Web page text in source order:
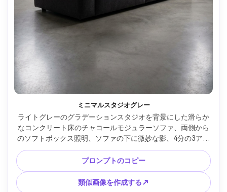
ミニマルスタジオグレー
ライトグレーのグラデーションスタジオを背景にした滑らか
なコンクリート床のチャコールモジュラーソファ、両側から
のソフトボックス照明、ソファの下に微妙な影、4分の3アン
グル、70mmレンズでNikon Z9で撮影、f/8、超リアルな製品
写真、鮮明な質感、余分な小道具なし --ar 4:5
プロンプトのコピー
類似画像を作成する↗